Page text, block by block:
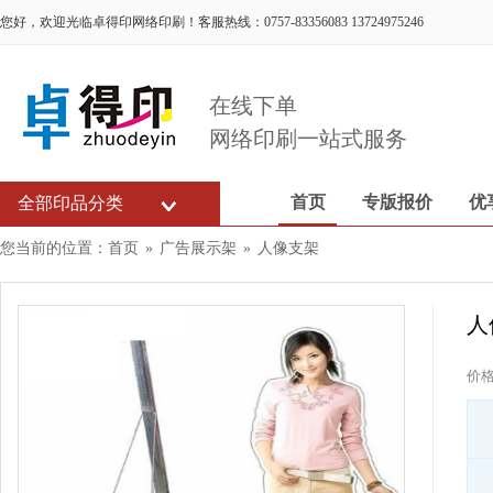
您好，欢迎光临卓得印网络印刷！客服热线：0757-83356083 13724975246
在线下单
网络印刷一站式服务
全部印品分类 首页 专版报价 优
您当前的位置： 首页 » 广告展示架 » 人像支架
价